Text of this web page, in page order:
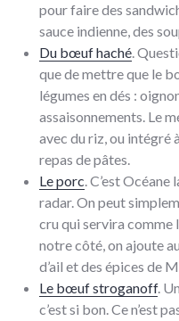
pour faire des
sauce indienne, des
Du bœuf haché.
que de mettre que le
légumes en dés :
assaisonnements. Le
avec du riz, ou intégré
repas de pâtes.
Le porc. C’est Océane
radar. On peut
cru qui servira comme
notre côté, on ajoute
d’ail et des épices de
Le bœuf stroganoff.
c’est si bon. Ce n’est